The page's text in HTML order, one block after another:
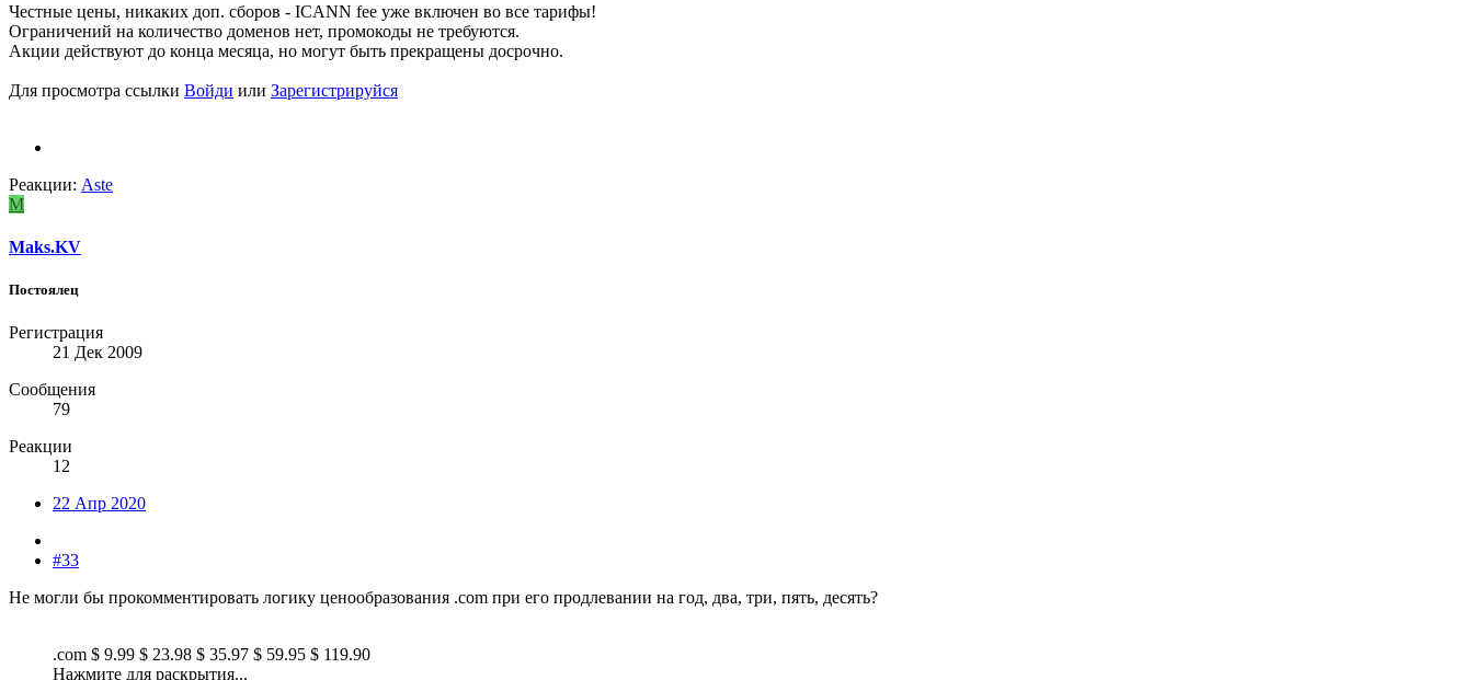
Честные цены, никаких доп. сборов - ICANN fee уже включен во все тарифы!
Ограничений на количество доменов нет, промокоды не требуются.
Акции действуют до конца месяца, но могут быть прекращены досрочно.
Для просмотра ссылки Войди или Зарегистрируйся
Реакции: Aste
M
Maks.KV
Постоялец
Регистрация
21 Дек 2009
Сообщения
79
Реакции
12
22 Апр 2020
#33
Не могли бы прокомментировать логику ценообразования .com при его продлевании на год, два, три, пять, десять?
.com $ 9.99 $ 23.98 $ 35.97 $ 59.95 $ 119.90
Нажмите для раскрытия...